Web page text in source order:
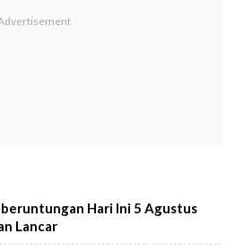
Hari Ini 5 Agustus
Lancar